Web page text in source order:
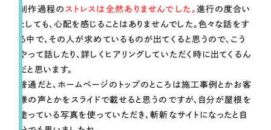
制作過程の ストレスは全然ありませんでした。 進行の度合い
としても、心配を感じることはありませんでした。色々な話をす
る中で、その人が求めているものが出てくると思うので、こう
やって話したり、詳しくヒアリングしていただく時に出てくるん
だと思います。
普通だと、ホームページのトップのところは施工事例とかお客
様の声とかをスライドで載せると思うのですが、自分が屋根を
塗っている写真を使っていただき、斬新なサイトになったと自